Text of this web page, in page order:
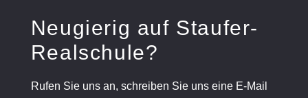
Neugierig auf Staufer-
Realschule?
Rufen Sie uns an, schreiben Sie uns eine E-Mail